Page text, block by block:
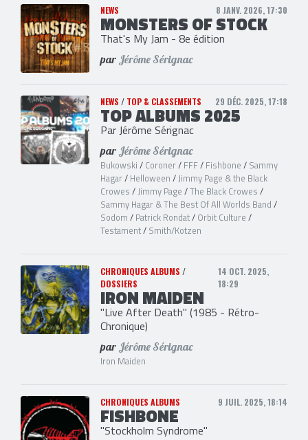
NEWS 8 JANV. 2026, 17:30
MONSTERS OF STOCK
That's My Jam - 8e édition
par Jérôme Sérignac
NEWS / TOP & CLASSEMENTS 29 DÉC. 2025, 17:18
TOP ALBUMS 2025
Par Jérôme Sérignac
par Jérôme Sérignac
Bukowski / Coroner/ FFF/ Fishbone / Sammy
Hagar/ Helloween /Jimmy Page & the Black
Crowes /Jimmy Page /The Black Crowes /
Sammy Hagar & The Best Of All Worlds Band /
Sodom / Patrick Rondat/ Orbit Culture /
Testament/ Smith/Kotzen
CHRONIQUES ALBUMS /
DOSSIERS
14 OCT. 2025,
18:29
IRON MAIDEN
"Live After Death" (1985 - Rétro-
Chronique)
par Jérôme Sérignac
Iron Maiden
CHRONIQUES ALBUMS 9 JUIL. 2025, 18:14
FISHBONE
"Stockholm Syndrome"